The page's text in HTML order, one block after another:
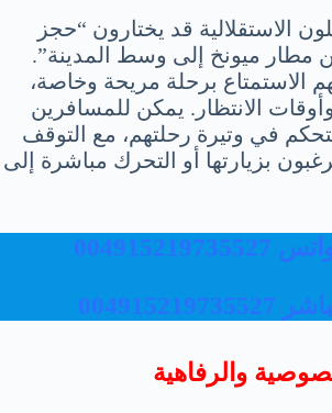
الاستقلالية قد يختارون “حجز
مطار ميونخ إلى وسط المدينة”.
الاستمتاع برحلة مريحة وخاصة،
الانتظار. يمكن للمسافرين
في وتيرة رحلتهم، مع التوقف
بزيارتها أو التحرك مباشرة إلى
والرفاهية